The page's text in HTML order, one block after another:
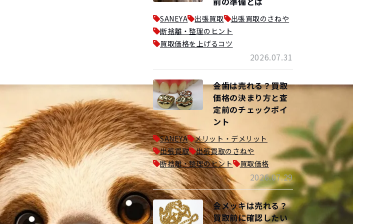
SANEYA 出張買取
出張買取のさねや
断捨離・整理のヒント
買取価格を上げるコツ
2026.07.31
金歯は売れる？買取
価格の決まり方と査
定前のチェックポイ
ント
SANEYA
メリット・デメリット
出張買取
出張買取のさねや
断捨離・整理のヒント
買取価格
2026.07.29
金メッキは売れる？
買取前に確認したい